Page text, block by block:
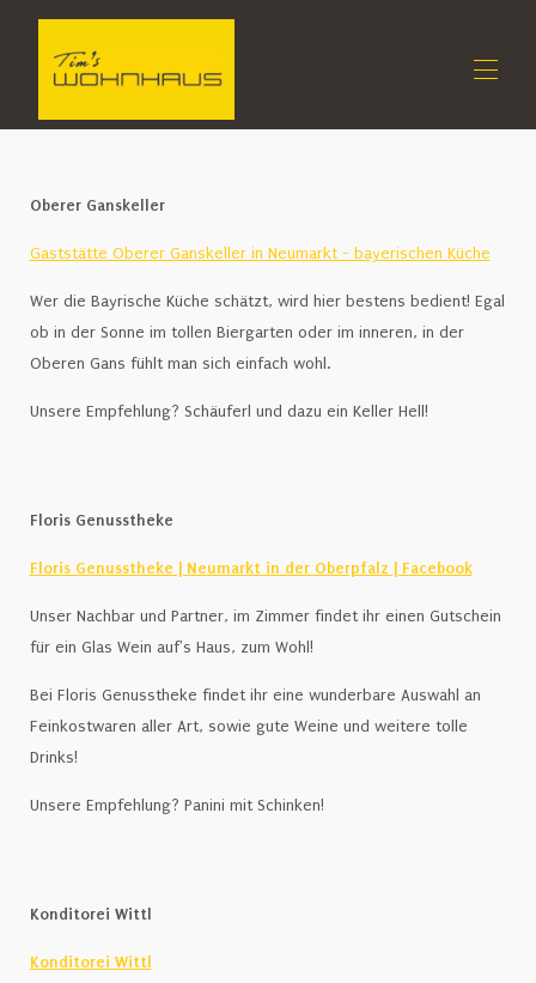
Contact us
Things to do ▾
PACKAGES
Oberer Ganskeller
Gaststätte Oberer Ganskeller in Neumarkt - bayerischen Küche
Wer die Bayrische Küche schätzt, wird hier bestens bedient! Egal
ob in der Sonne im tollen Biergarten oder im inneren, in der
Oberen Gans fühlt man sich einfach wohl.
Unsere Empfehlung? Schäuferl und dazu ein Keller Hell!
Floris Genusstheke
Floris Genusstheke | Neumarkt in der Oberpfalz | Facebook
Unser Nachbar und Partner, im Zimmer findet ihr einen Gutschein
für ein Glas Wein auf's Haus, zum Wohl!
Bei Floris Genusstheke findet ihr eine wunderbare Auswahl an
Feinkostwaren aller Art, sowie gute Weine und weitere tolle
Drinks!
Unsere Empfehlung? Panini mit Schinken!
Konditorei Wittl
Konditorei Wittl